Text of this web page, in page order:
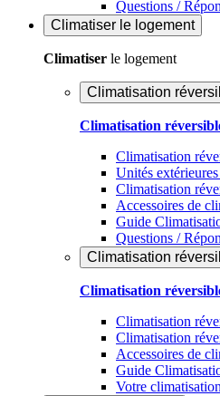
Questions /
Climatiser le logement
Climatiser le logement
Climatisation
Climatisation
Climatisation
Unités
Climatisation
Accessoires de
Guide
Questions /
Climatisation
Climatisation
Climatisation
Climatisation
Accessoires de
Guide
Votre